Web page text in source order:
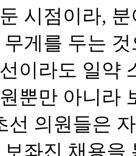
시점이라,
게를 두는
이라도 일약
뿐만 아니라
선 의원들은
좌진 채용을